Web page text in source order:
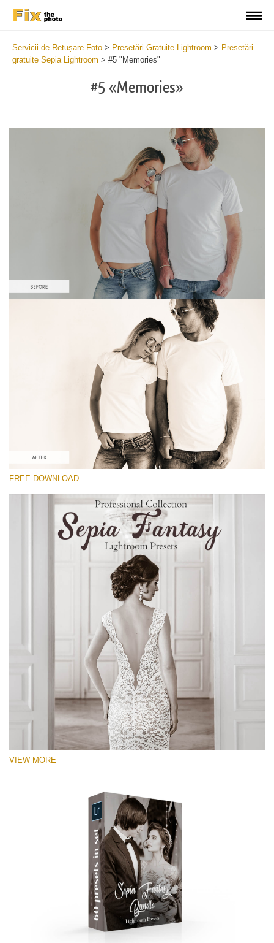
Servicii de Retușare Foto > Presetări Gratuite Lightroom > Presetări
gratuite Sepia Lightroom > #5 "Memories"
#5 «Memories»
Te rog selecteaza
Free Sepia Lightroom Preset #5
(2067 Lr Presets)
Descărcare gratuită
FREE DOWNLOAD
VIEW MORE